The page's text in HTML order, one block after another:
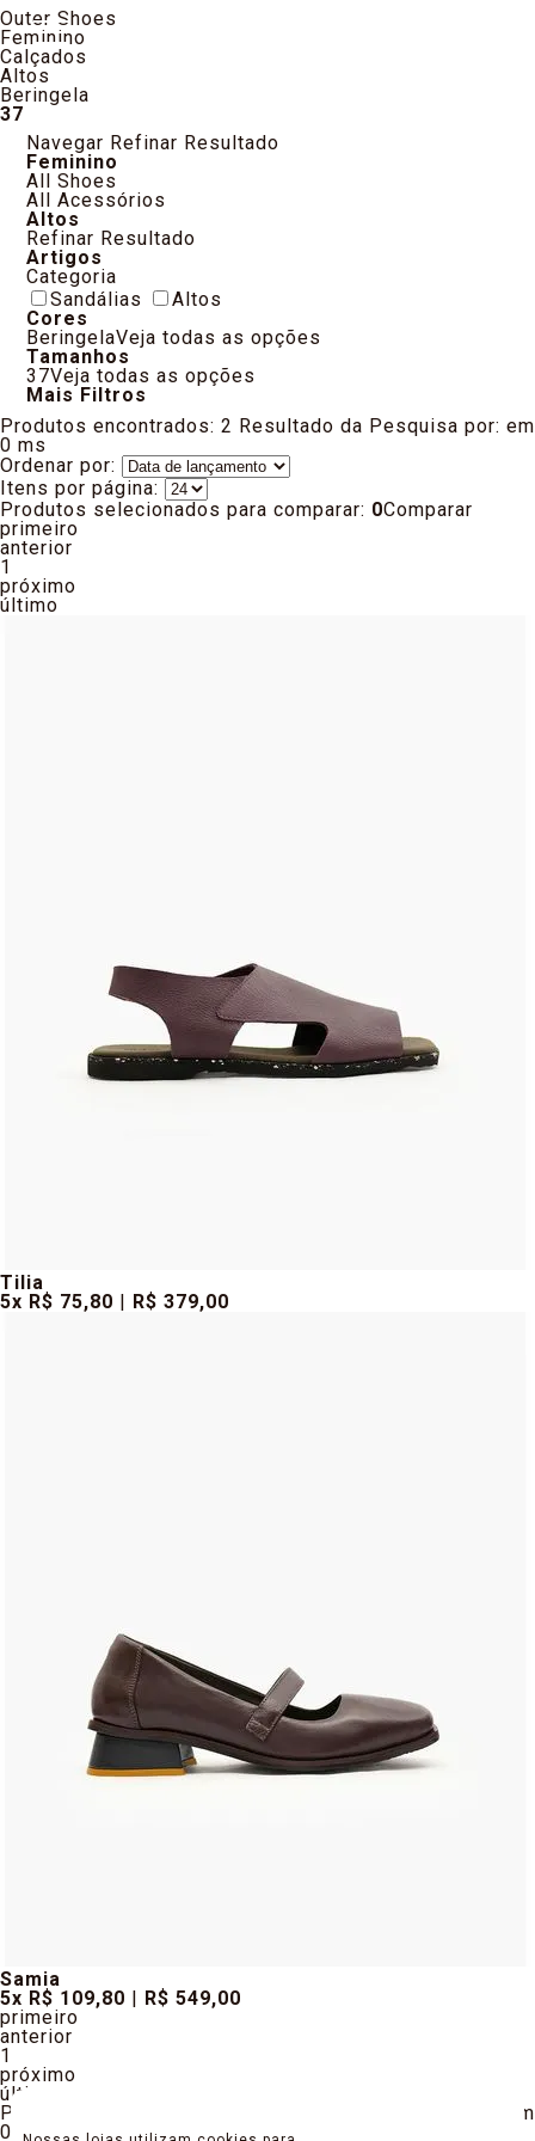
Outer Shoes
Feminino
Calçados
Altos
Beringela
37
Navegar Refinar Resultado
Feminino
All Shoes
All Acessórios
Altos
Refinar Resultado
Artigos
Categoria
Sandálias
Altos
Cores
BeringelaVeja todas as opções
Tamanhos
37Veja todas as opções
Mais Filtros
Produtos encontrados: 2 Resultado da Pesquisa por: em
0 ms
Ordenar por:
Itens por página:
Produtos selecionados para comparar: 0Comparar
primeiro
anterior
1
próximo
último
Tilia
5x R$ 75,80 | R$ 379,00
Samia
5x R$ 109,80 | R$ 549,00
primeiro
anterior
1
próximo
último
Produtos encontrados:
em
0 ms